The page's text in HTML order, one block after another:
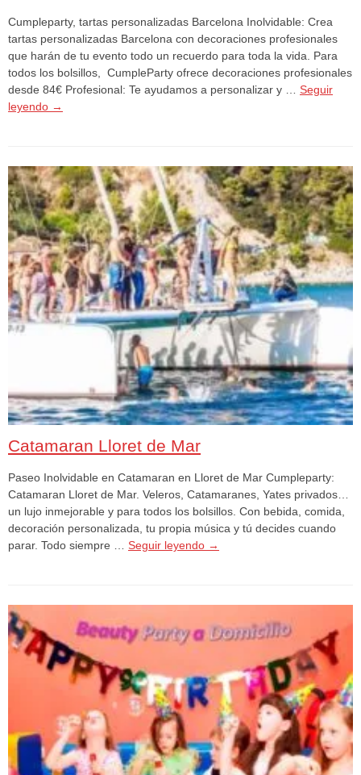
Cumpleparty, tartas personalizadas Barcelona Inolvidable: Crea
tartas personalizadas Barcelona con decoraciones profesionales
que harán de tu evento todo un recuerdo para toda la vida. Para
todos los bolsillos, CumpleParty ofrece decoraciones profesionales
desde 84€ Profesional: Te ayudamos a personalizar y … Seguir
leyendo →
Catamaran Lloret de Mar
Paseo Inolvidable en Catamaran en Lloret de Mar Cumpleparty:
Catamaran Lloret de Mar. Veleros, Catamaranes, Yates privados…
un lujo inmejorable y para todos los bolsillos. Con bebida, comida,
decoración personalizada, tu propia música y tú decides cuando
parar. Todo siempre … Seguir leyendo →